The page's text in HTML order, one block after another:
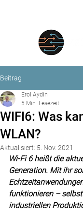
Beitrag
WIFI6: Was
WLAN?
Erol Aydin
5 Min. Lesezeit
Aktualisiert: 5. Nov. 2021
Wi-Fi 6 heißt die
Generation. Mit ihr
funktionieren –
industriellen